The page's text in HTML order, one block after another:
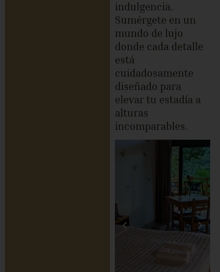
indulgencia.
Sumérgete en un
mundo de lujo
donde cada detalle
está
cuidadosamente
diseñado para
elevar tu estadía a
alturas
incomparables.